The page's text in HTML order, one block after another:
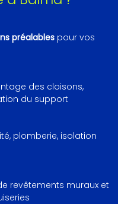
préalables pour vos
des cloisons,
du support
plomberie, isolation
revêtements muraux et